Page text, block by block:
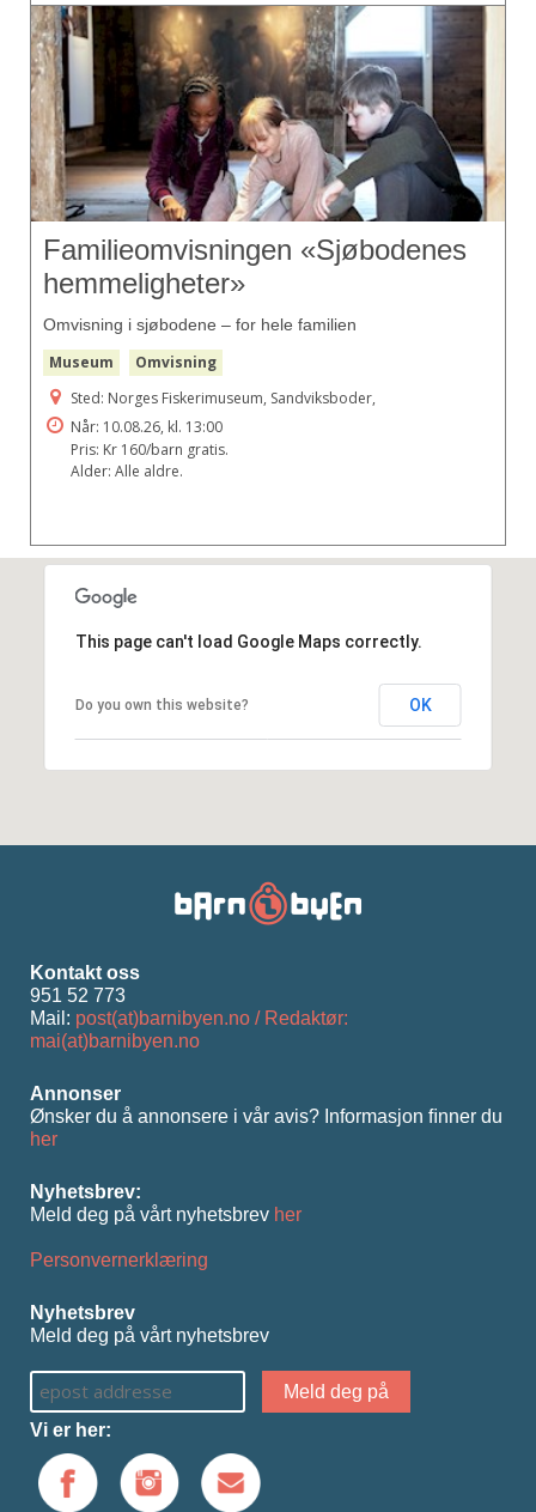
Familieomvisningen «Sjøbodenes
hemmeligheter»
Omvisning i sjøbodene – for hele familien
Museum
Omvisning
Sted: Norges Fiskerimuseum, Sandviksboder,
Når: 10.08.26, kl. 13:00
Pris: Kr 160/barn gratis.
Alder: Alle aldre.
This page can't load Google Maps correctly.
Do you own this website? OK
Kontakt oss
951 52 773
Mail: post(at)barnibyen.no / Redaktør:
mai(at)barnibyen.no
Annonser
Ønsker du å annonsere i vår avis? Informasjon ﬁnner du
her
Nyhetsbrev:
Meld deg på vårt nyhetsbrev her
Personvernerklæring
Nyhetsbrev
Meld deg på vårt nyhetsbrev
Vi er her: